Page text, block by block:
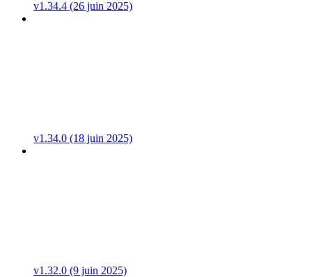
v1.34.4 (26 juin 2025)
v1.34.0 (18 juin 2025)
v1.32.0 (9 juin 2025)